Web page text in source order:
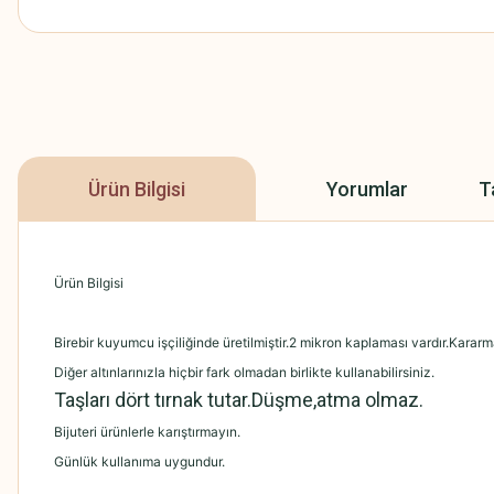
Ürün Bilgisi Yorumlar
Ürün Bilgisi
Birebir kuyumcu işçiliğinde üretilmiştir.2 mikron kaplaması
Diğer altınlarınızla hiçbir fark olmadan birlikte kullanabilirsiniz.
Taşları dört tırnak tutar.Düşme,atma olmaz.
Bijuteri ürünlerle karıştırmayın.
Günlük kullanıma uygundur.